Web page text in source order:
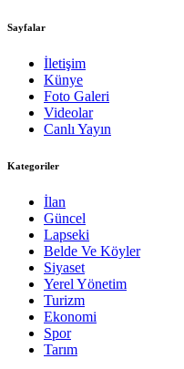
Sayfalar
İletişim
Künye
Foto Galeri
Videolar
Canlı Yayın
Kategoriler
İlan
Güncel
Lapseki
Belde Ve Köyler
Siyaset
Yerel Yönetim
Turizm
Ekonomi
Spor
Tarım